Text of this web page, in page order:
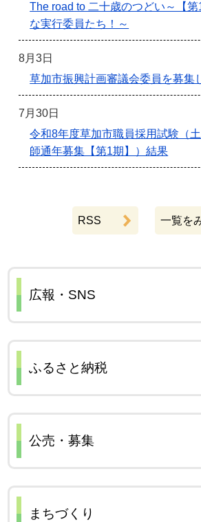
The road to 二十歳のつどい～【
な実行委員たち！～
8月3日
草加市振興計画審議会委員を募集
7月30日
令和8年度草加市職員採用試験（
師通年募集【第1期】）結果
RSS 一覧を
広報・SNS
ふるさと納税
公売・募集
まちづくり